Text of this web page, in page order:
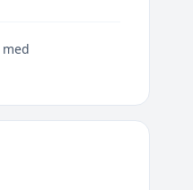
med